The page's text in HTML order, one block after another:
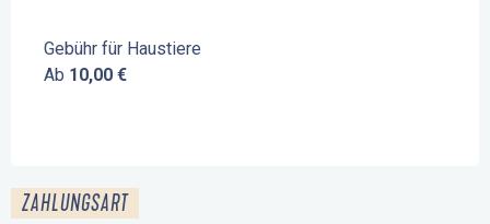
Gebühr für Haustiere
Ab 10,00 €
ZAHLUNGSART